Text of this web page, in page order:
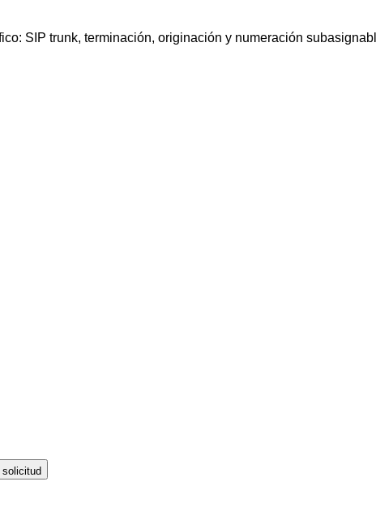
SIP trunk, terminación, originación y numeración
solicitud